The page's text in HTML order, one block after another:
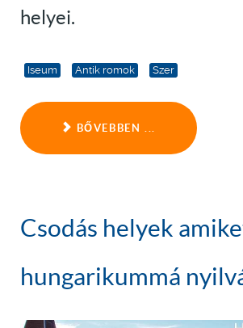
helyei.
Iseum Antik romok Szer
BŐVEBBEN ...
Csodás helyek
hungarikummá